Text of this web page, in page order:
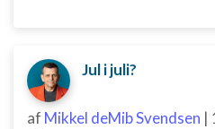
Jul i juli?
af Mikkel deMib Svendsen |
Ikke-IAB-behandlingsformål:
Nødvendig